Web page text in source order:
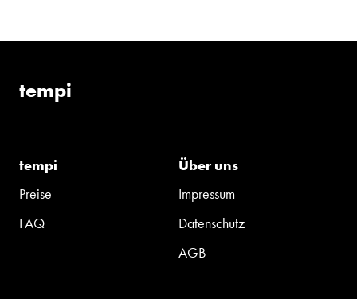
tempi
tempi
Preise
FAQ
Über uns
Impressum
Datenschutz
AGB